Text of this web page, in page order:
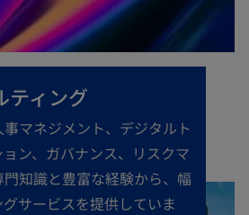
ティング
マネジメント、デジタルト
ン、ガバナンス、リスクマ
知識と豊富な経験から、幅
サービスを提供していま